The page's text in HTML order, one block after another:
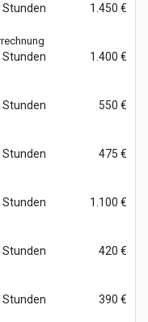
Stunden 1.450 €
Stunden 1.400 €
Stunden 550 €
Stunden 475 €
Stunden 1.100 €
Stunden 420 €
Stunden 390 €